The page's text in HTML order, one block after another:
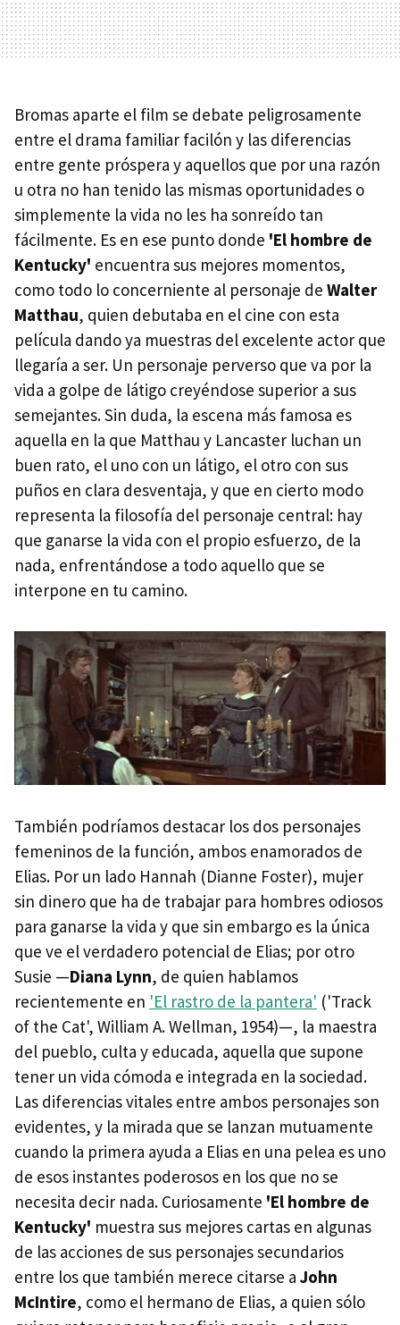
Bromas aparte el film se debate peligrosamente
entre el drama familiar facilón y las diferencias
entre gente próspera y aquellos que por una razón
u otra no han tenido las mismas oportunidades o
simplemente la vida no les ha sonreído tan
fácilmente. Es en ese punto donde 'El hombre de
Kentucky' encuentra sus mejores momentos,
como todo lo concerniente al personaje de Walter
Matthau, quien debutaba en el cine con esta
película dando ya muestras del excelente actor que
llegaría a ser. Un personaje perverso que va por la
vida a golpe de látigo creyéndose superior a sus
semejantes. Sin duda, la escena más famosa es
aquella en la que Matthau y Lancaster luchan un
buen rato, el uno con un látigo, el otro con sus
puños en clara desventaja, y que en cierto modo
representa la filosofía del personaje central: hay
que ganarse la vida con el propio esfuerzo, de la
nada, enfrentándose a todo aquello que se
interpone en tu camino.
También podríamos destacar los dos personajes
femeninos de la función, ambos enamorados de
Elias. Por un lado Hannah (Dianne Foster), mujer
sin dinero que ha de trabajar para hombres odiosos
para ganarse la vida y que sin embargo es la única
que ve el verdadero potencial de Elias; por otro
Susie —Diana Lynn, de quien hablamos
recientemente en 'El rastro de la pantera' ('Track
of the Cat', William A. Wellman, 1954)—, la maestra
del pueblo, culta y educada, aquella que supone
tener un vida cómoda e integrada en la sociedad.
Las diferencias vitales entre ambos personajes son
evidentes, y la mirada que se lanzan mutuamente
cuando la primera ayuda a Elias en una pelea es uno
de esos instantes poderosos en los que no se
necesita decir nada. Curiosamente 'El hombre de
Kentucky' muestra sus mejores cartas en algunas
de las acciones de sus personajes secundarios
entre los que también merece citarse a John
McIntire, como el hermano de Elias, a quien sólo